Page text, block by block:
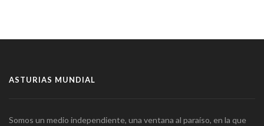
ASTURIAS MUNDIAL
Somos un medio independiente, una ventana al paraíso, en la que